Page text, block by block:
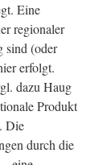
Eine
regionaler
sind (oder
erfolgt.
dazu Haug
Produkt
Die
durch die